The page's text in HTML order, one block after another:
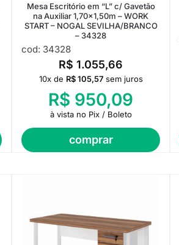
Mesa Escritório em “L” c/ Gavetão
na Auxiliar 1,70×1,50m – WORK
START – NOGAL SEVILHA/BRANCO
– 34328
cod: 34328
R$ 1.055,66
comprar
10x de R$105,57 sem juros
R$ 950,09
à vista no Pix / Boleto